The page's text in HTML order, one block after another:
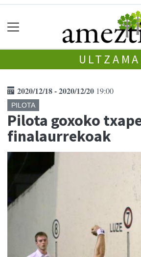
ULTZAMA
2020/12/18 - 2020/12/20 19:00
PILOTA
Pilota goxoko
finalaurrekoak